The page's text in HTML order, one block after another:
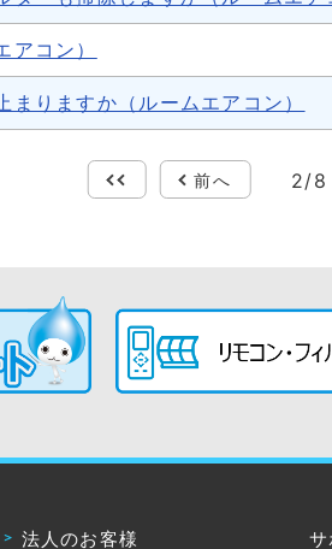
コン）
りますか（ルームエアコン）
最初 前へ 2/8
法人のお客様 サ